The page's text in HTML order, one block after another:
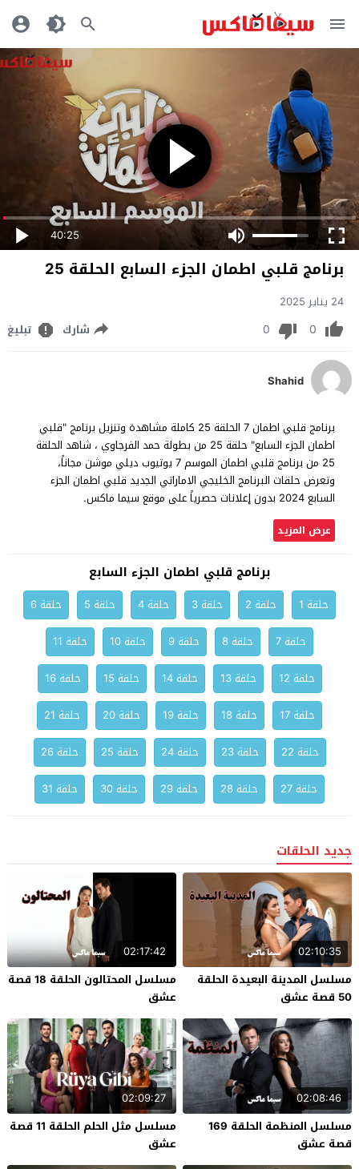
40:25
ﺑﺮﻧﺎﻣﺞ قلبي اطمان الجزء السابع الحلقة 25
24 يناير 2025
0
0 شارك تبليغ
Shahid
ﺑﺮﻧﺎﻣﺞ قلبي اطمان 7 الحلقة 25 كاملة مشاهدة وتنزيل ﺑﺮﻧﺎﻣﺞ "قلبي
اطمان الجزء السابع" حلقة 25 من بطولة حمد الفرجاوي ، شاهد الحلقة
25 من ﺑﺮﻧﺎﻣﺞ قلبي اطمان الموسم 7 يوتيوب ديلي موشن مجاناً،
وتعرض حلقات البرنامج الخليجي الاماراتي الجديد قلبي اطمان الجزء
السابع 2024 بدون إعلانات حصرياً على موقع سيما ماكس.
عرض المزيد
ﺑﺮﻧﺎﻣﺞ قلبي اطمان الجزء السابع
حلقة 1 حلقة 2 حلقة 3 حلقة 4 حلقة 5
حلقة 6
حلقة 7
حلقة 8 حلقة 9 حلقة 10
حلقة 11
حلقة 12
حلقة 13 حلقة 14 حلقة 15
حلقة 16
حلقة 17
حلقة 18 حلقة 19 حلقة 20
حلقة 21
حلقة 22
حلقة 23 حلقة 24 حلقة 25
حلقة 26
حلقة 27
حلقة 28 حلقة 29 حلقة 30 حلقة 31
جديد الحلقات
02:10:35
مسلسل المدينة البعيدة الحلقة
50 قصة عشق
02:17:42
مسلسل المحتالون الحلقة 18 قصة
عشق
02:08:46
مسلسل المنظمة الحلقة 169
قصة عشق
02:09:27
مسلسل مثل الحلم الحلقة 11 قصة
عشق